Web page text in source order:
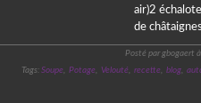
air)2
de
Posté par gbogaert
Tags: Soupe, Potage, Velouté, recette, blog,